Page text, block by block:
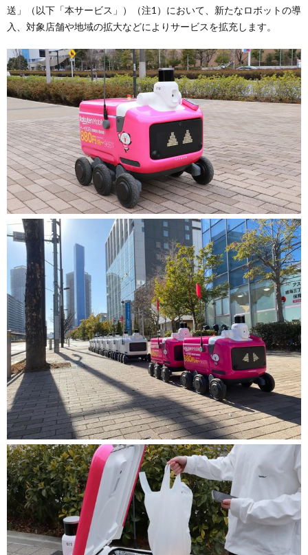
送」（以下「本サービス」）（注1）において、新たなロボットの導
入、対象店舗や地域の拡大などによりサービスを拡充します。